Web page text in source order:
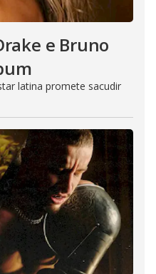
e Bruno
latina promete sacudir